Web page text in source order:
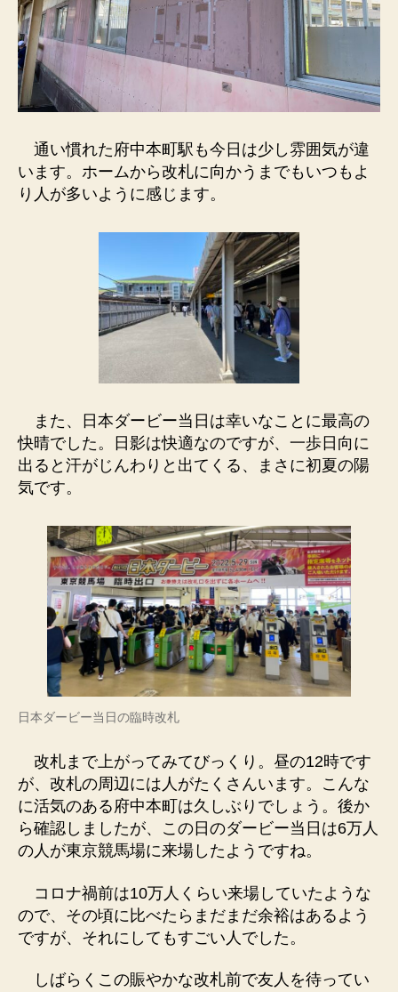
通い慣れた府中本町駅も今日は少し雰囲気が違
います。ホームから改札に向かうまでもいつもよ
り人が多いように感じます。
また、日本ダービー当日は幸いなことに最高の
快晴でした。日影は快適なのですが、一歩日向に
出ると汗がじんわりと出てくる、まさに初夏の陽
気です。
日本ダービー当日の臨時改札
改札まで上がってみてびっくり。昼の12時です
が、改札の周辺には人がたくさんいます。こんな
に活気のある府中本町は久しぶりでしょう。後か
ら確認しましたが、この日のダービー当日は6万人
の人が東京競馬場に来場したようですね。
コロナ禍前は10万人くらい来場していたような
ので、その頃に比べたらまだまだ余裕はあるよう
ですが、それにしてもすごい人でした。
しばらくこの賑やかな改札前で友人を待ってい